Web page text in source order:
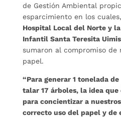
de Gestión Ambiental
esparcimiento en los
Hospital Local del Norte y
Infantil Santa Teresita
sumaron al compromiso de
papel.
“Para generar 1 tonelada
talar 17 árboles, la idea
para concientizar a
correcto uso del papel y de